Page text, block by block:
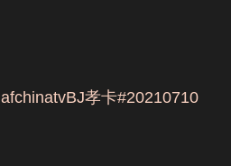
afchinatvBJ孝卡#20210710